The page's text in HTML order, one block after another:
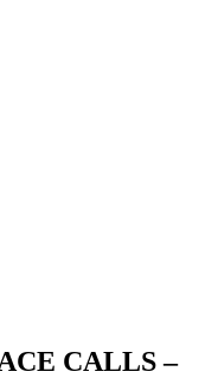
CALLS –